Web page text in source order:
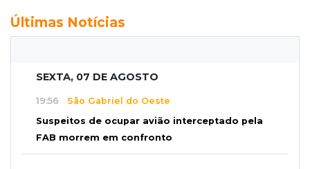
Últimas Notícias
SEXTA, 07 DE AGOSTO
19:56 São Gabriel do Oeste
Suspeitos de ocupar avião interceptado pela
FAB morrem em confronto